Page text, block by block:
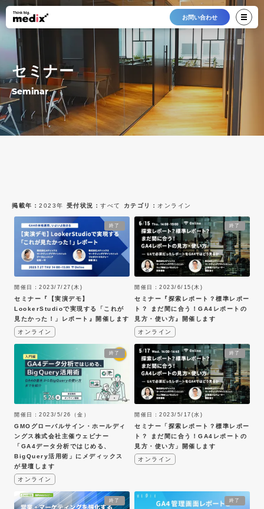
お問い合わせ
セミナー
Seminar
掲載年： 2023年
最新12件
2026年
2025年
2024年
2023年
2022年
2021年
2020年
2018年
2017年
2016年
2015年
2014年
2013年
2008年
受付状況： すべて
すべて
受付中
終了
アーカイブ動画
カテゴリ： オンライン
すべて
オンライン
終了
開催日：2023/7/27(木)
セミナー『【実演デモ】
LookerStudioで実現する「これが
見たかった！」レポート』開催します
オンライン
終了
開催日：2023/6/15(木)
セミナー『探索レポート？標準レポー
ト？ まだ間に合う！GA4レポートの
見方・使い方』開催します
オンライン
終了
開催日：2023/5/26（金）
GMOグローバルサイン・ホールディ
ングス株式会社主催ウェビナー
「GA4データ分析ではじめる、
BigQuery活用術」にメディックス
が登壇します
オンライン
終了
開催日：2023/5/17(水)
セミナー「探索レポート？標準レポー
ト？ まだ間に合う！GA4レポートの
見方・使い方」開催します
オンライン
終了 終了